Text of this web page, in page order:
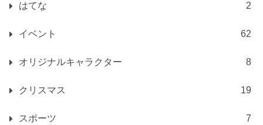
はてな 2
イベント 62
オリジナルキャラクター 8
クリスマス 19
スポーツ 7